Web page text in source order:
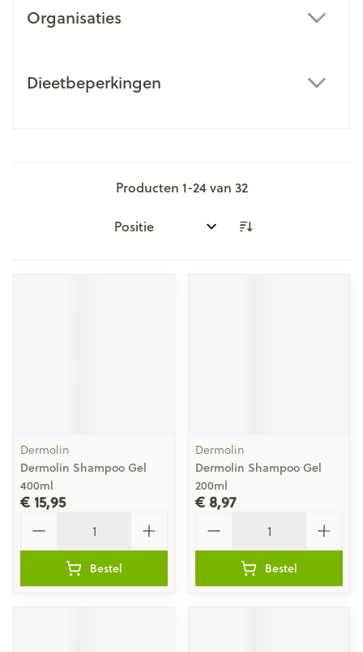
Organisaties
Dieetbeperkingen
Producten 1-24van 32
Sorteer op:
Dermolin
Dermolin Shampoo Gel
400ml
€ 15,95
Bestel
Dermolin
Dermolin Shampoo Gel
200ml
€ 8,97
Bestel